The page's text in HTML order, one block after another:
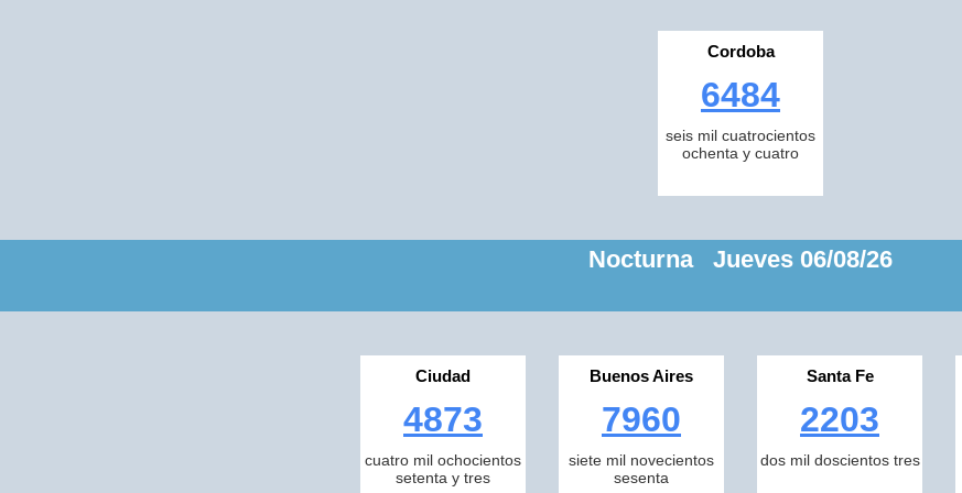
Cordoba
6484
seis mil cuatrocientos
ochenta y cuatro
Nocturna Jueves 06/08/26
Ciudad
4873
cuatro mil ochocientos
setenta y tres
Buenos Aires
7960
siete mil novecientos
sesenta
Santa Fe
2203
dos mil doscientos tres